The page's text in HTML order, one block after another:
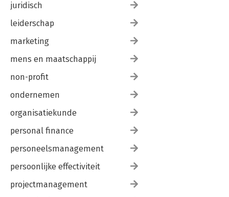
juridisch
leiderschap
marketing
mens en maatschappij
non-profit
ondernemen
organisatiekunde
personal finance
personeelsmanagement
persoonlijke effectiviteit
projectmanagement